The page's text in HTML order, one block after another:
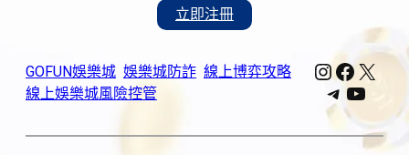
立即注冊
GOFUN娛樂城 娛樂城防詐 線上博弈攻略
線上娛樂城風險控管
X